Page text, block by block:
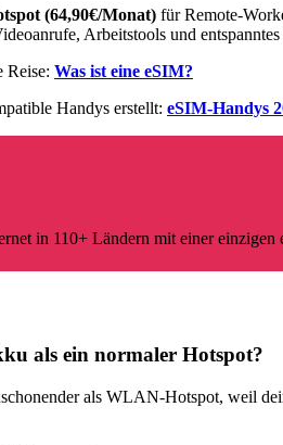
(64,90€/Monat) für Remote-
Arbeitstools und
Reise: Was ist eine eSIM?
Handys erstellt: eSIM-Handys
in 110+ Ländern mit einer einzigen
als ein normaler Hotspot?
als WLAN-Hotspot, weil